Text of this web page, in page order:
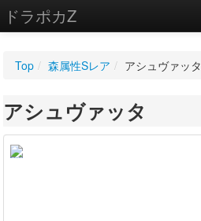
ドラポカZ
WIKI
設定
Top / 森属性Sレア / アシュヴァッタ
アシュヴァッタ